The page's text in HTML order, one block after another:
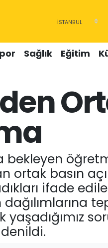
Sağlık Eğitim
ortak basın
ifade